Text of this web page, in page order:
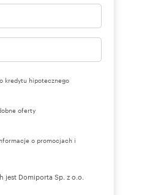
kredytu hipotecznego
oferty
o promocjach i
jest Domiporta Sp. z o.o.